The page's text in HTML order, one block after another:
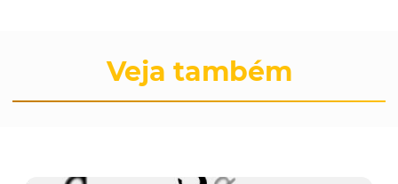
Veja também